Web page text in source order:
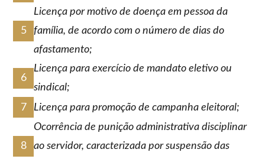
Licença por motivo de doença em pessoa da
família, de acordo com o número de dias do
afastamento;
Licença para exercício de mandato eletivo ou
sindical;
Licença para promoção de campanha eleitoral;
Ocorrência de punição administrativa disciplinar
ao servidor, caracterizada por suspensão das